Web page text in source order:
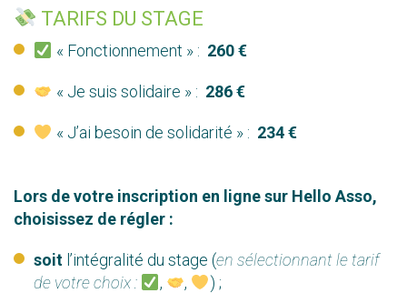
TARIFS DU STAGE
« Fonctionnement » : 260 €
« Je suis solidaire » : 286 €
« J’ai besoin de solidarité » : 234 €
Lors de votre inscription en ligne sur Hello Asso,
choisissez de régler :
soit l’intégralité du stage (en sélectionnant le tarif
de votre choix :
, , ) ;